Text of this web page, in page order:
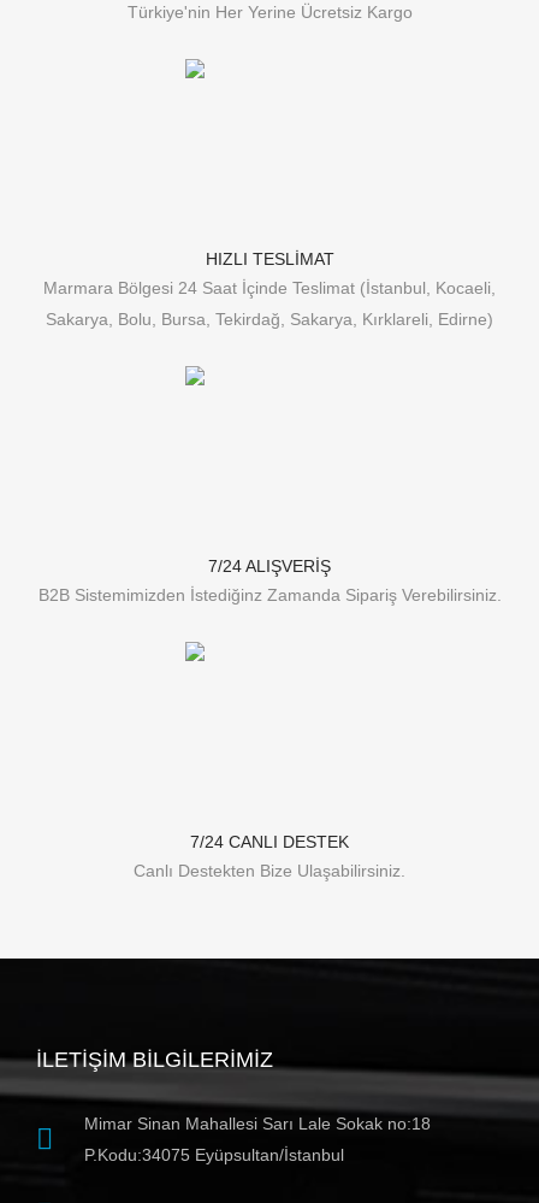
Türkiye'nin Her Yerine Ücretsiz Kargo
HIZLI TESLİMAT
Marmara Bölgesi 24 Saat İçinde Teslimat (İstanbul, Kocaeli,
Sakarya, Bolu, Bursa, Tekirdağ, Sakarya, Kırklareli, Edirne)
7/24 ALIŞVERİŞ
B2B Sistemimizden İstediğinz Zamanda Sipariş Verebilirsiniz.
7/24 CANLI DESTEK
Canlı Destekten Bize Ulaşabilirsiniz.
İLETIŞIM BILGILERIMIZ
Mimar Sinan Mahallesi Sarı Lale Sokak no:18
P.Kodu:34075 Eyüpsultan/İstanbul